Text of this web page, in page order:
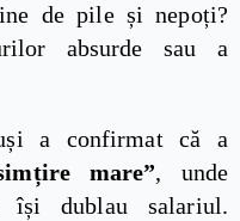
de pile și nepoți?
absurde sau a
a confirmat că a
mare”, unde
dublau salariul.